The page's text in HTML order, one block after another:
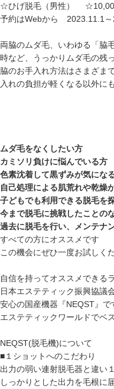
☆ひげ脱毛（男性）
予約はWebから 2023.11.1
両脇のムダ毛、いわゆる「脇
時など、うっかりムダ毛の残
脇のお手入れ方法はさまざま
入れの負担が軽くなる以外に
ムダ毛をなくしたい方
カミソリ負けに悩んでいる方
色素沈着して黒ずみが気にな
自己処理による肌荒れや乾燥
子どもでも利用できる脱毛を
今まで脱毛に挑戦したことの
過去に脱毛を行い、メンテナ
すべての方にオススメです
この機会にぜひ一度お試しく
自信を持ってオススメできる
日本エステティック振興協議
安心の国産機器『NEQST』で
エステティックワールドでベ
NEQST(脱毛機)について
■１ショットへのこだわり
出力の弱い連射脱毛器と違い
しっかりとした出力を毛根に